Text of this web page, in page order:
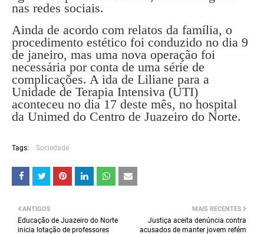
nas redes sociais.
Ainda de acordo com relatos da família, o
procedimento estético foi conduzido no dia 9
de janeiro, mas uma nova operação foi
necessária por conta de uma série de
complicações. A ida de Liliane para a
Unidade de Terapia Intensiva (UTI)
aconteceu no dia 17 deste mês, no hospital
da Unimed do Centro de Juazeiro do Norte.
Tags: Sociedade
MAIS RECENTES
Justiça aceita denúncia contra
acusados de manter jovem refém
ANTIGOS
Educação de Juazeiro do Norte
inicia lotação de professores